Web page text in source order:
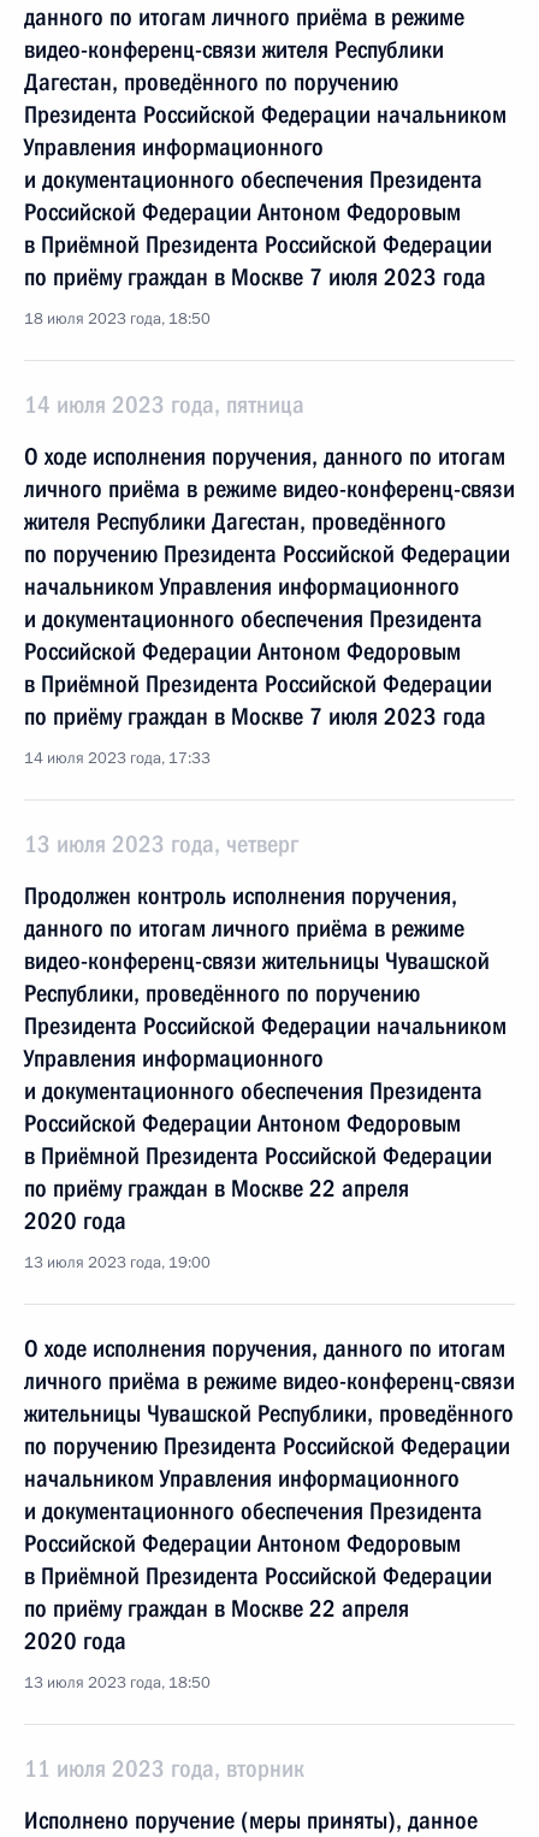
данного по итогам личного приёма в режиме
видео-конференц-связи жителя Республики
Дагестан, проведённого по поручению
Президента Российской Федерации начальником
Управления информационного
и документационного обеспечения Президента
Российской Федерации Антоном Федоровым
в Приёмной Президента Российской Федерации
по приёму граждан в Москве 7 июля 2023 года
18 июля 2023 года, 18:50
14 июля 2023 года, пятница
О ходе исполнения поручения, данного по итогам
личного приёма в режиме видео-конференц-связи
жителя Республики Дагестан, проведённого
по поручению Президента Российской Федерации
начальником Управления информационного
и документационного обеспечения Президента
Российской Федерации Антоном Федоровым
в Приёмной Президента Российской Федерации
по приёму граждан в Москве 7 июля 2023 года
14 июля 2023 года, 17:33
13 июля 2023 года, четверг
Продолжен контроль исполнения поручения,
данного по итогам личного приёма в режиме
видео-конференц-связи жительницы Чувашской
Республики, проведённого по поручению
Президента Российской Федерации начальником
Управления информационного
и документационного обеспечения Президента
Российской Федерации Антоном Федоровым
в Приёмной Президента Российской Федерации
по приёму граждан в Москве 22 апреля
2020 года
13 июля 2023 года, 19:00
О ходе исполнения поручения, данного по итогам
личного приёма в режиме видео-конференц-связи
жительницы Чувашской Республики, проведённого
по поручению Президента Российской Федерации
начальником Управления информационного
и документационного обеспечения Президента
Российской Федерации Антоном Федоровым
в Приёмной Президента Российской Федерации
по приёму граждан в Москве 22 апреля
2020 года
13 июля 2023 года, 18:50
11 июля 2023 года, вторник
Исполнено поручение (меры приняты), данное